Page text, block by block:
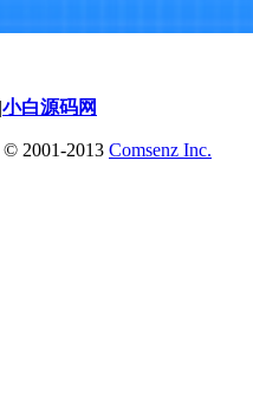
小白源码网
© 2001-2013 Comsenz Inc.